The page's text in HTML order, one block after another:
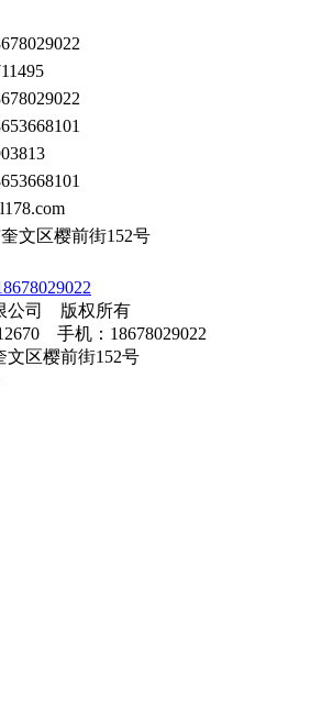
文区樱前街152号
公司 版权所有
手机：18678029022
文区樱前街152号